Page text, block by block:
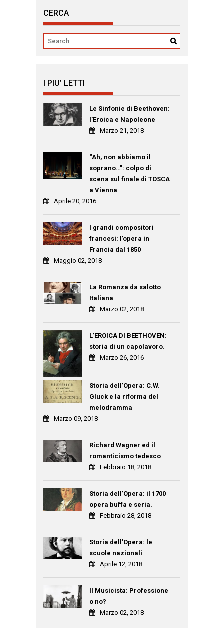
CERCA
I PIU’ LETTI
Le Sinfonie di Beethoven:
l’Eroica e Napoleone
Marzo 21, 2018
“Ah, non abbiamo il
soprano…”: colpo di
scena sul finale di TOSCA
a Vienna
Aprile 20, 2016
I grandi compositori
francesi: l’opera in
Francia dal 1850
Maggio 02, 2018
La Romanza da salotto
Italiana
Marzo 02, 2018
L’EROICA DI BEETHOVEN:
storia di un capolavoro.
Marzo 26, 2016
Storia dell’Opera: C.W.
Gluck e la riforma del
melodramma
Marzo 09, 2018
Richard Wagner ed il
romanticismo tedesco
Febbraio 18, 2018
Storia dell’Opera: il 1700
opera buffa e seria.
Febbraio 28, 2018
Storia dell’Opera: le
scuole nazionali
Aprile 12, 2018
Il Musicista: Professione
o no?
Marzo 02, 2018